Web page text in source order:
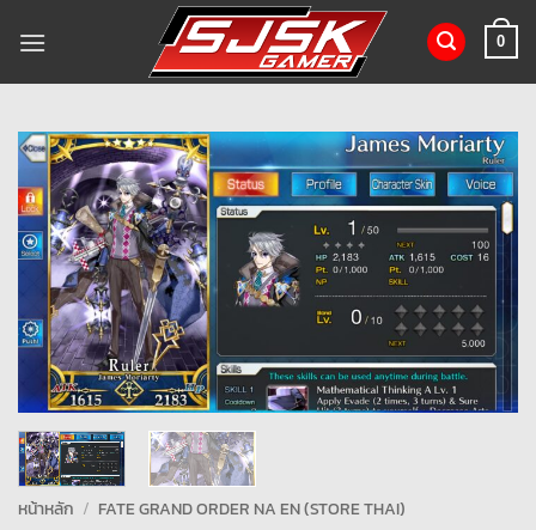
0
หน้าหลัก / FATE GRAND ORDER NA EN (STORE THAI)